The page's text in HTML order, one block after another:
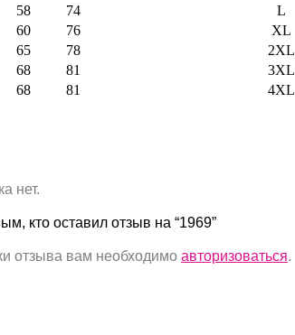
58
74
60
76
65
78
68
81
68 81
L
XL
2XL
3XL
4XL
нет.
кто оставил отзыв на “1969”
отзыва вам необходимо авторизоваться.